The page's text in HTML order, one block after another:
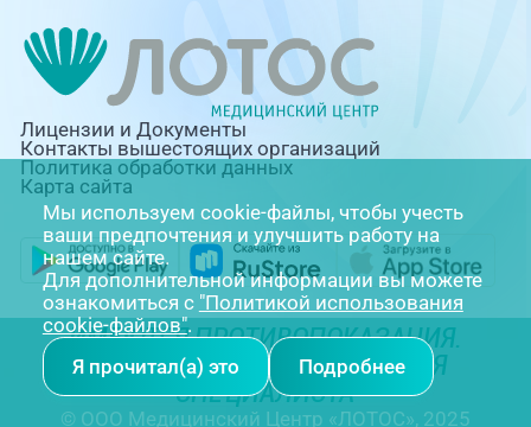
Лицензии и Документы
Контакты вышестоящих организаций
Политика обработки данных
Карта сайта
ИМЕЮТСЯ ПРОТИВОПОКАЗАНИЯ.
НЕОБХОДИМА КОНСУЛЬТАЦИЯ
СПЕЦИАЛИСТА
© ООО Медицинский Центр «ЛОТОС», 2025
Мы используем cookie-файлы, чтобы учесть
ваши предпочтения и улучшить работу на
нашем сайте.
Для дополнительной информации вы можете
ознакомиться с "Политикой использования
cookie-файлов".
Я прочитал(а) это
Подробнее